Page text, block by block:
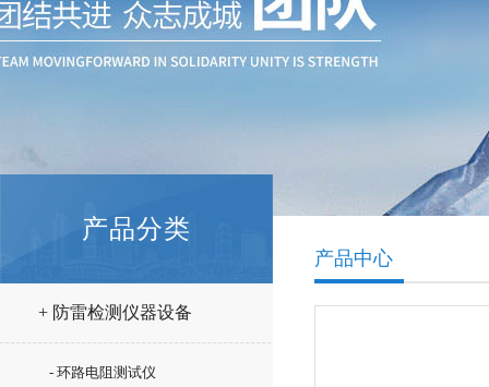
产品分类
+ 防雷检测仪器设备
- 环路电阻测试仪
产品中心